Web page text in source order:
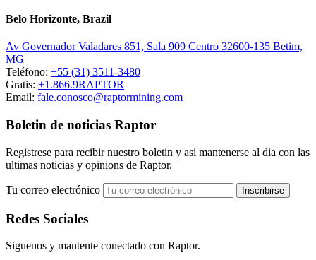
Belo Horizonte, Brazil
Av Governador Valadares 851, Sala 909 Centro 32600-135 Betim,
MG
Teléfono: +55 (31) 3511-3480
Gratis: +1.866.9RAPTOR
Email: fale.conosco@raptormining.com
Boletin de noticias Raptor
Registrese para recibir nuestro boletin y asi mantenerse al dia con las
ultimas noticias y opinions de Raptor.
Tu correo electrónico
Redes Sociales
Siguenos y mantente conectado con Raptor.